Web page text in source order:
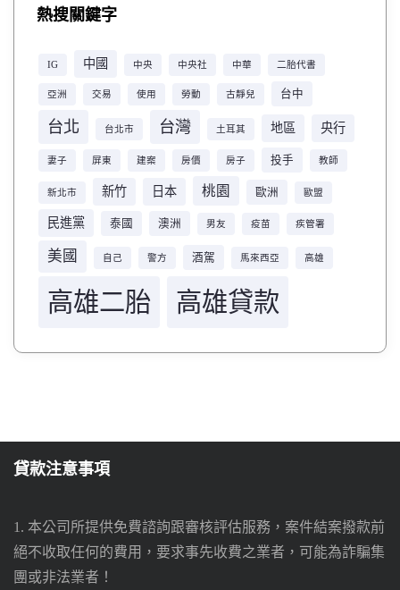
熱搜關鍵字
IG 中國 中央 中央社 中華 二胎代書
亞洲 交易 使用 勞動 古靜兒 台中
台北 台北市 台灣 土耳其 地區 央行
妻子 屏東 建案 房價 房子 投手 教師
新北市 新竹 日本 桃園 歐洲 歐盟
民進黨 泰國 澳洲 男友 疫苗 疾管署
美國 自己 警方 酒駕 馬來西亞 高雄
高雄二胎 高雄貸款
貸款注意事項
1. 本公司所提供免費諮詢跟審核評估服務，案件結案撥款前
絕不收取任何的費用，要求事先收費之業者，可能為詐騙集
團或非法業者！